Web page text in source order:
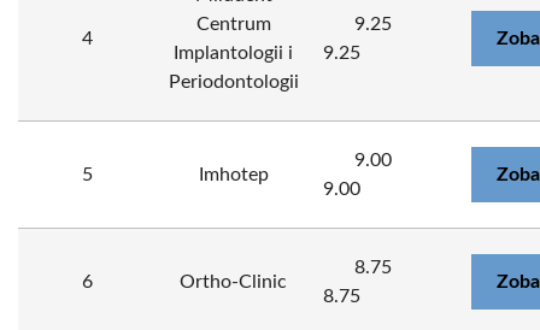
4
Centrum
Implantologii i
Periodontologii
9.25
9.25
5 Imhotep
9.00
9.00
6 Ortho-Clinic
8.75
8.75